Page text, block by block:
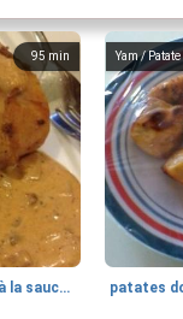
95 min
paprika huhn (poulet à la sauce paprika).
Yam /